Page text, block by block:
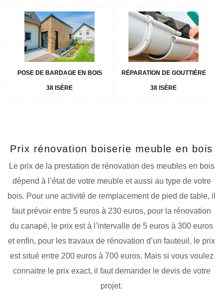
POSE DE BARDAGE EN BOIS
38 ISÈRE
RÉPARATION DE GOUTTIÈRE
38 ISÈRE
Prix rénovation boiserie meuble en bois
Le prix de la prestation de rénovation des meubles en bois
dépend à l’état de votre meuble et aussi au type de votre
bois. Pour une activité de remplacement de pied de table, il
faut prévoir entre 5 euros à 230 euros, pour la rénovation
du canapé, le prix est à l’intervalle de 5 euros à 300 euros
et enfin, pour les travaux de rénovation d’un fauteuil, le prix
est situé entre 200 euros à 700 euros. Mais si vous voulez
connaitre le prix exact, il faut demander le devis de votre
projet.